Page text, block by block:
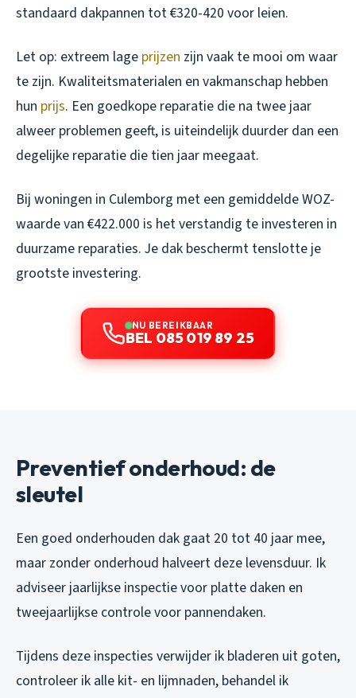
standaard dakpannen tot €320-420 voor leien.
Let op: extreem lage prijzen zijn vaak te mooi om waar
te zijn. Kwaliteitsmaterialen en vakmanschap hebben
hun prijs. Een goedkope reparatie die na twee jaar
alweer problemen geeft, is uiteindelijk duurder dan een
degelijke reparatie die tien jaar meegaat.
Bij woningen in Culemborg met een gemiddelde WOZ-
waarde van €422.000 is het verstandig te investeren in
duurzame reparaties. Je dak beschermt tenslotte je
grootste investering.
NU BEREIKBAAR
BEL 085 019 89 25
Preventief onderhoud: de
sleutel
Een goed onderhouden dak gaat 20 tot 40 jaar mee,
maar zonder onderhoud halveert deze levensduur. Ik
adviseer jaarlijkse inspectie voor platte daken en
tweejaarlijkse controle voor pannendaken.
Tijdens deze inspecties verwijder ik bladeren uit goten,
controleer ik alle kit- en lijmnaden, behandel ik